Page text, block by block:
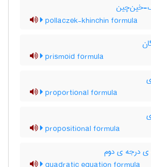
خین‌چین
pollaczek-khinchin formula
prismoid formula
proportional formula
propositional formula
ی درجه ی دوم